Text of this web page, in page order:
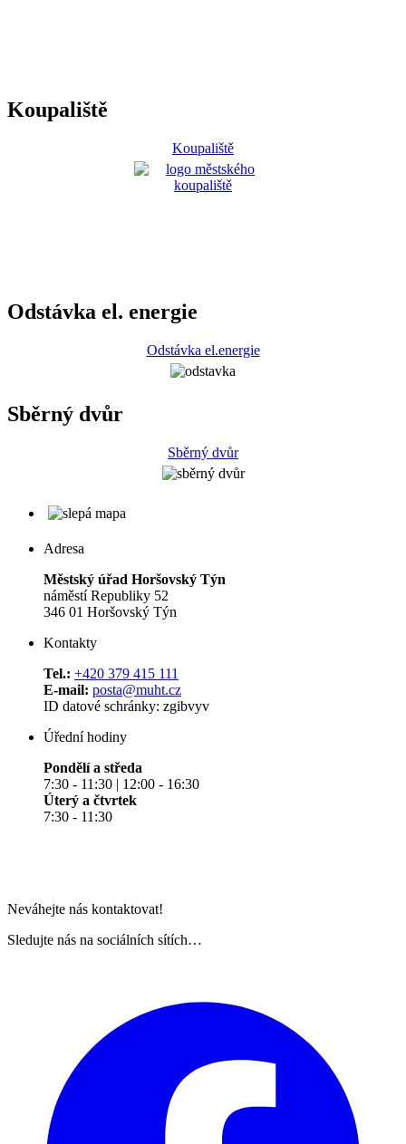
Koupaliště
Koupaliště
Odstávka el. energie
Odstávka el.energie
Sběrný dvůr
Sběrný dvůr
Adresa
Městský úřad Horšovský Týn
náměstí Republiky 52
346 01 Horšovský Týn
Kontakty
Tel.: +420 379 415 111
E-mail: posta@muht.cz
ID datové schránky: zgibvyv
Úřední hodiny
Pondělí a středa
7:30 - 11:30 | 12:00 - 16:30
Úterý a čtvrtek
7:30 - 11:30
Neváhejte nás kontaktovat!
Sledujte nás na sociálních sítích…